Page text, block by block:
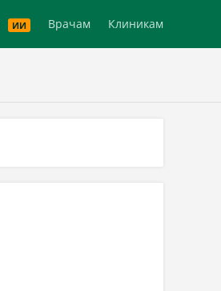
ИИ Врачам Клиникам